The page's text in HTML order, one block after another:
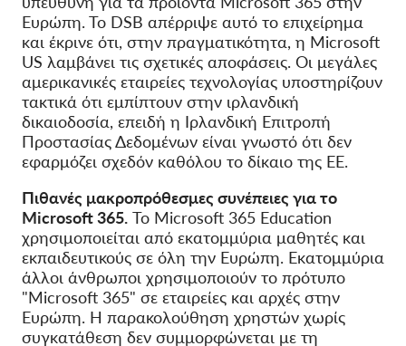
Ευρώπη. Το DSB απέρριψε αυτό το επιχείρημα
και έκρινε ότι, στην πραγματικότητα, η Microsoft
US λαμβάνει τις σχετικές αποφάσεις. Οι μεγάλες
αμερικανικές εταιρείες τεχνολογίας υποστηρίζουν
τακτικά ότι εμπίπτουν στην ιρλανδική
δικαιοδοσία, επειδή η Ιρλανδική Επιτροπή
Προστασίας Δεδομένων είναι γνωστό ότι δεν
εφαρμόζει σχεδόν καθόλου το δίκαιο της ΕΕ.
Πιθανές μακροπρόθεσμες συνέπειες για το
Microsoft 365. Το Microsoft 365 Education
χρησιμοποιείται από εκατομμύρια μαθητές και
εκπαιδευτικούς σε όλη την Ευρώπη. Εκατομμύρια
άλλοι άνθρωποι χρησιμοποιούν το πρότυπο
"Microsoft 365" σε εταιρείες και αρχές στην
Ευρώπη. Η παρακολούθηση χρηστών χωρίς
συγκατάθεση δεν συμμορφώνεται με τη